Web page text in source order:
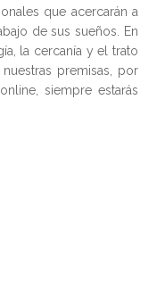
que acercarán a
de sus sueños. En
la cercanía y el trato
premisas, por
siempre estarás